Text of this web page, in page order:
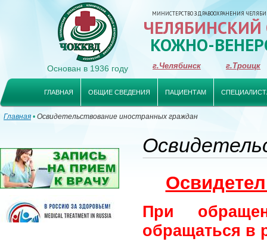
Основан в 1936 году
МИНИСТЕРСТВО ЗДРАВООХРАНЕНИЯ
КОЖНО-
г.Челябинск г.Троицк
ГЛАВНАЯ ОБЩИЕ СВЕДЕНИЯ ПАЦИЕНТАМ
Главная• Освидетельствование иностранных граждан
При
обращаться в